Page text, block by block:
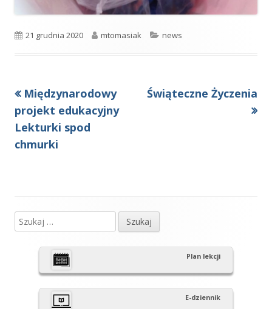
Opublikowano
21 grudnia 2020 Autor
mtomasiak Kategorie
news
Nawigacja
wpisu
Poprzedni
artykół
Międzynarodowy
projekt edukacyjny
Lekturki spod
chmurki
Następny
Świąteczne Życzenia
Główny
panel
boczny
Szukaj:
Plan lekcji
E-dziennik